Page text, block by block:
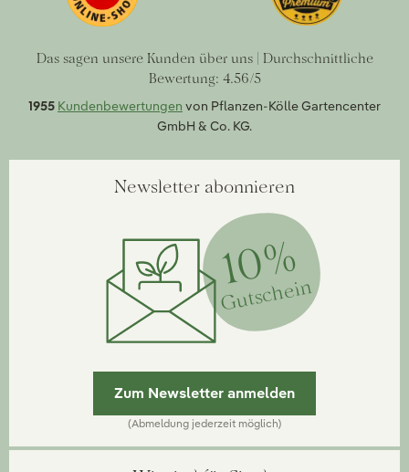
Das sagen unsere Kunden über uns | Durchschnittliche
Bewertung: 4.56/5
1955 Kundenbewertungen von Pflanzen-Kölle Gartencenter
GmbH & Co. KG.
Newsletter abonnieren
10%
Gutschein
Zum Newsletter anmelden
(Abmeldung jederzeit möglich)